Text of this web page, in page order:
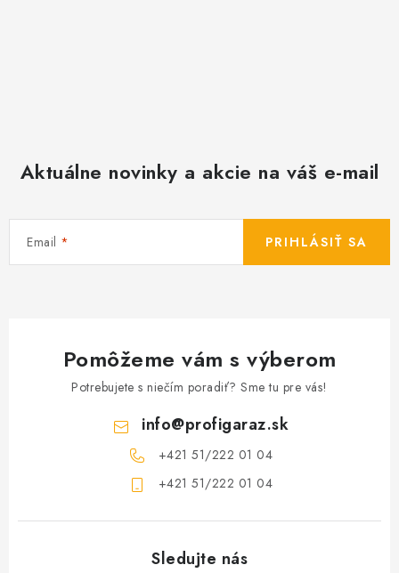
Aktuálne novinky a akcie na váš e-mail
Email PRIHLÁSIŤ SA
Pomôžeme vám s výberom
Potrebujete s niečím poradiť? Sme tu pre vás!
info@profigaraz.sk
+421 51/222 01 04
+421 51/222 01 04